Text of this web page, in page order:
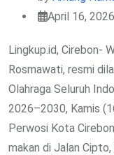
April 16, 2026
Lingkup.id, Cirebon-
Rosmawati, resmi
Olahraga Seluruh
2026–2030, Kamis
Perwosi Kota
makan di Jalan